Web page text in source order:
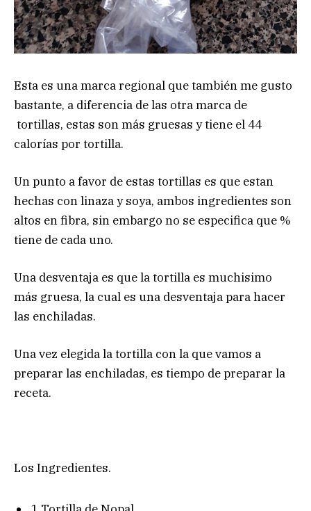
Esta es una marca regional que también me gusto
bastante, a diferencia de las otra marca de
tortillas, estas son más gruesas y tiene el 44
calorías por tortilla.
Un punto a favor de estas tortillas es que estan
hechas con linaza y soya, ambos ingredientes son
altos en fibra, sin embargo no se especifica que %
tiene de cada uno.
Una desventaja es que la tortilla es muchisimo
más gruesa, la cual es una desventaja para hacer
las enchiladas.
Una vez elegida la tortilla con la que vamos a
preparar las enchiladas, es tiempo de preparar la
receta.
Los Ingredientes.